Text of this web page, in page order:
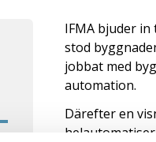
IFMA bjuder
stod
jobbat med
automation.
Därefter en